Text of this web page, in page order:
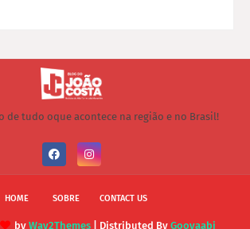
de tudo oque acontece na região e no Brasil!
HOME SOBRE CONTACT US
by Way2Themes| Distributed By Gooyaabi